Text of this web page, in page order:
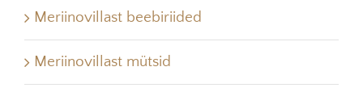
Meriinovillast beebiriided
Meriinovillast mütsid